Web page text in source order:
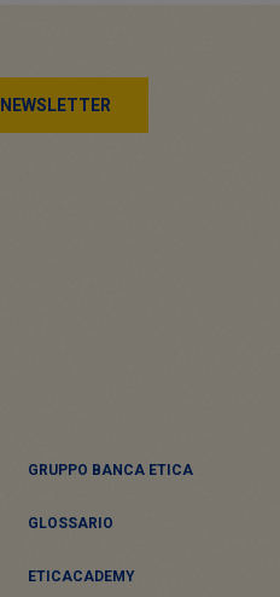
NEWSLETTER
GRUPPO BANCA ETICA
GLOSSARIO
ETICACADEMY